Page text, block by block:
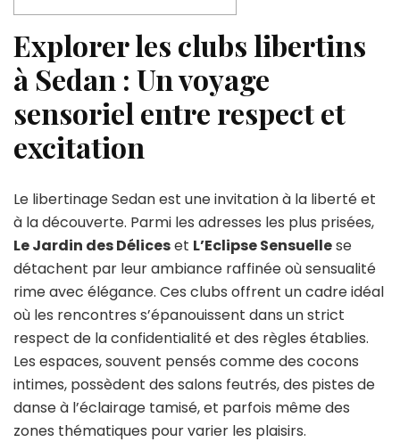
Explorer les clubs libertins
à Sedan : Un voyage
sensoriel entre respect et
excitation
Le libertinage Sedan est une invitation à la liberté et
à la découverte. Parmi les adresses les plus prisées,
Le Jardin des Déliceset L’Eclipse Sensuellese
détachent par leur ambiance raffinée où sensualité
rime avec élégance. Ces clubs offrent un cadre idéal
où les rencontres s’épanouissent dans un strict
respect de la confidentialité et des règles établies.
Les espaces, souvent pensés comme des cocons
intimes, possèdent des salons feutrés, des pistes de
danse à l’éclairage tamisé, et parfois même des
zones thématiques pour varier les plaisirs.